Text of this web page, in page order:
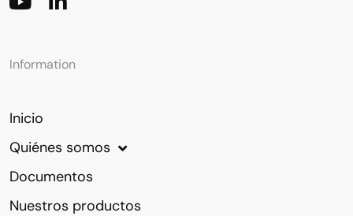
Information
Inicio
Quiénes somos
Documentos
Nuestros productos